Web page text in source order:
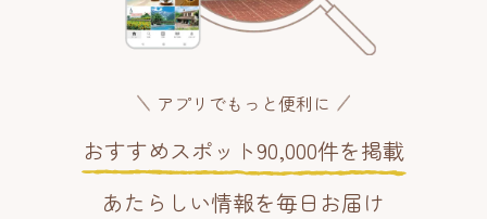
アプリでもっと便利に
おすすめスポット90,000件を掲載
あたらしい情報を毎日お届け